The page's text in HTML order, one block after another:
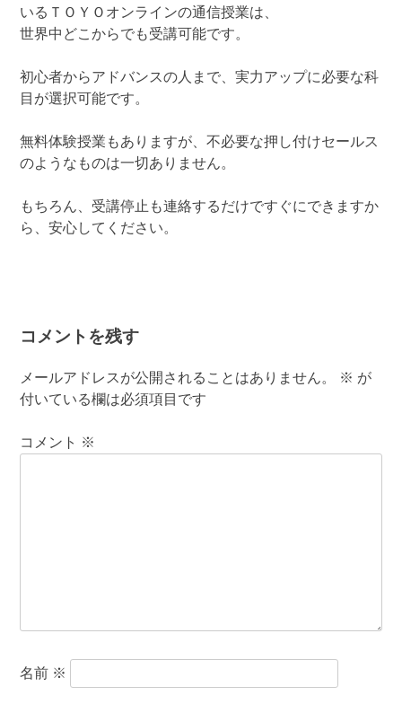
いるＴＯＹＯオンラインの通信授業は、
世界中どこからでも受講可能です。
初心者からアドバンスの人まで、実力アップに必要な科
目が選択可能です。
無料体験授業もありますが、不必要な押し付けセールス
のようなものは一切ありません。
もちろん、受講停止も連絡するだけですぐにできますか
ら、安心してください。
コメントを残す
メールアドレスが公開されることはありません。 ※ が
付いている欄は必須項目です
コメント ※
名前 ※